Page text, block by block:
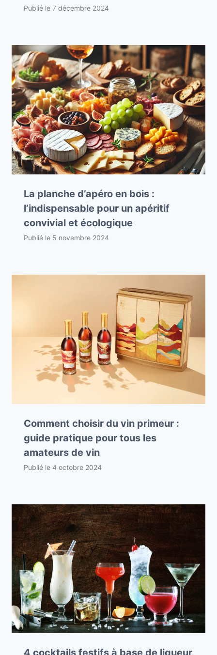
Publié le 7 décembre 2024
La planche d’apéro en bois :
l’indispensable pour un apéritif
convivial et écologique
Publié le 5 novembre 2024
Comment choisir du vin primeur :
guide pratique pour tous les
amateurs de vin
Publié le 4 octobre 2024